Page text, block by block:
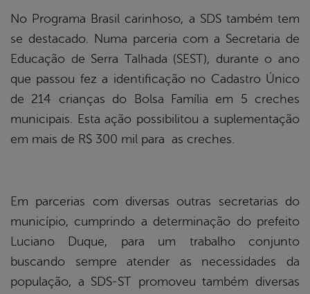
No Programa Brasil carinhoso, a SDS também tem
se destacado. Numa parceria com a Secretaria de
Educação de Serra Talhada (SEST), durante o ano
que passou fez a identificação no Cadastro Único
de 214 crianças do Bolsa Família em 5 creches
municipais. Esta ação possibilitou a suplementação
em mais de R$ 300 mil para as creches.
Em parcerias com diversas outras secretarias do
município, cumprindo a determinação do prefeito
Luciano Duque, para um trabalho conjunto
buscando sempre atender as necessidades da
população, a SDS-ST promoveu também diversas